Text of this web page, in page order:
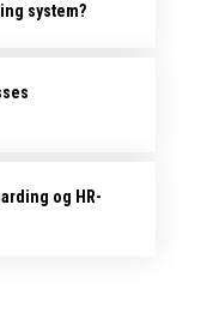
system?
og HR-